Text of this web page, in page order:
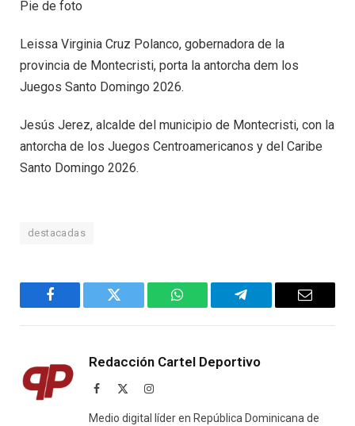
Pie de foto
Leissa Virginia Cruz Polanco, gobernadora de la
provincia de Montecristi, porta la antorcha dem los
Juegos Santo Domingo 2026.
Jesús Jerez, alcalde del municipio de Montecristi, con la
antorcha de los Juegos Centroamericanos y del Caribe
Santo Domingo 2026.
destacadas
Facebook Twitter WhatsAppTelegram Email
Redacción Cartel Deportivo
Facebook Instagram
Medio digital líder en República Dominicana de